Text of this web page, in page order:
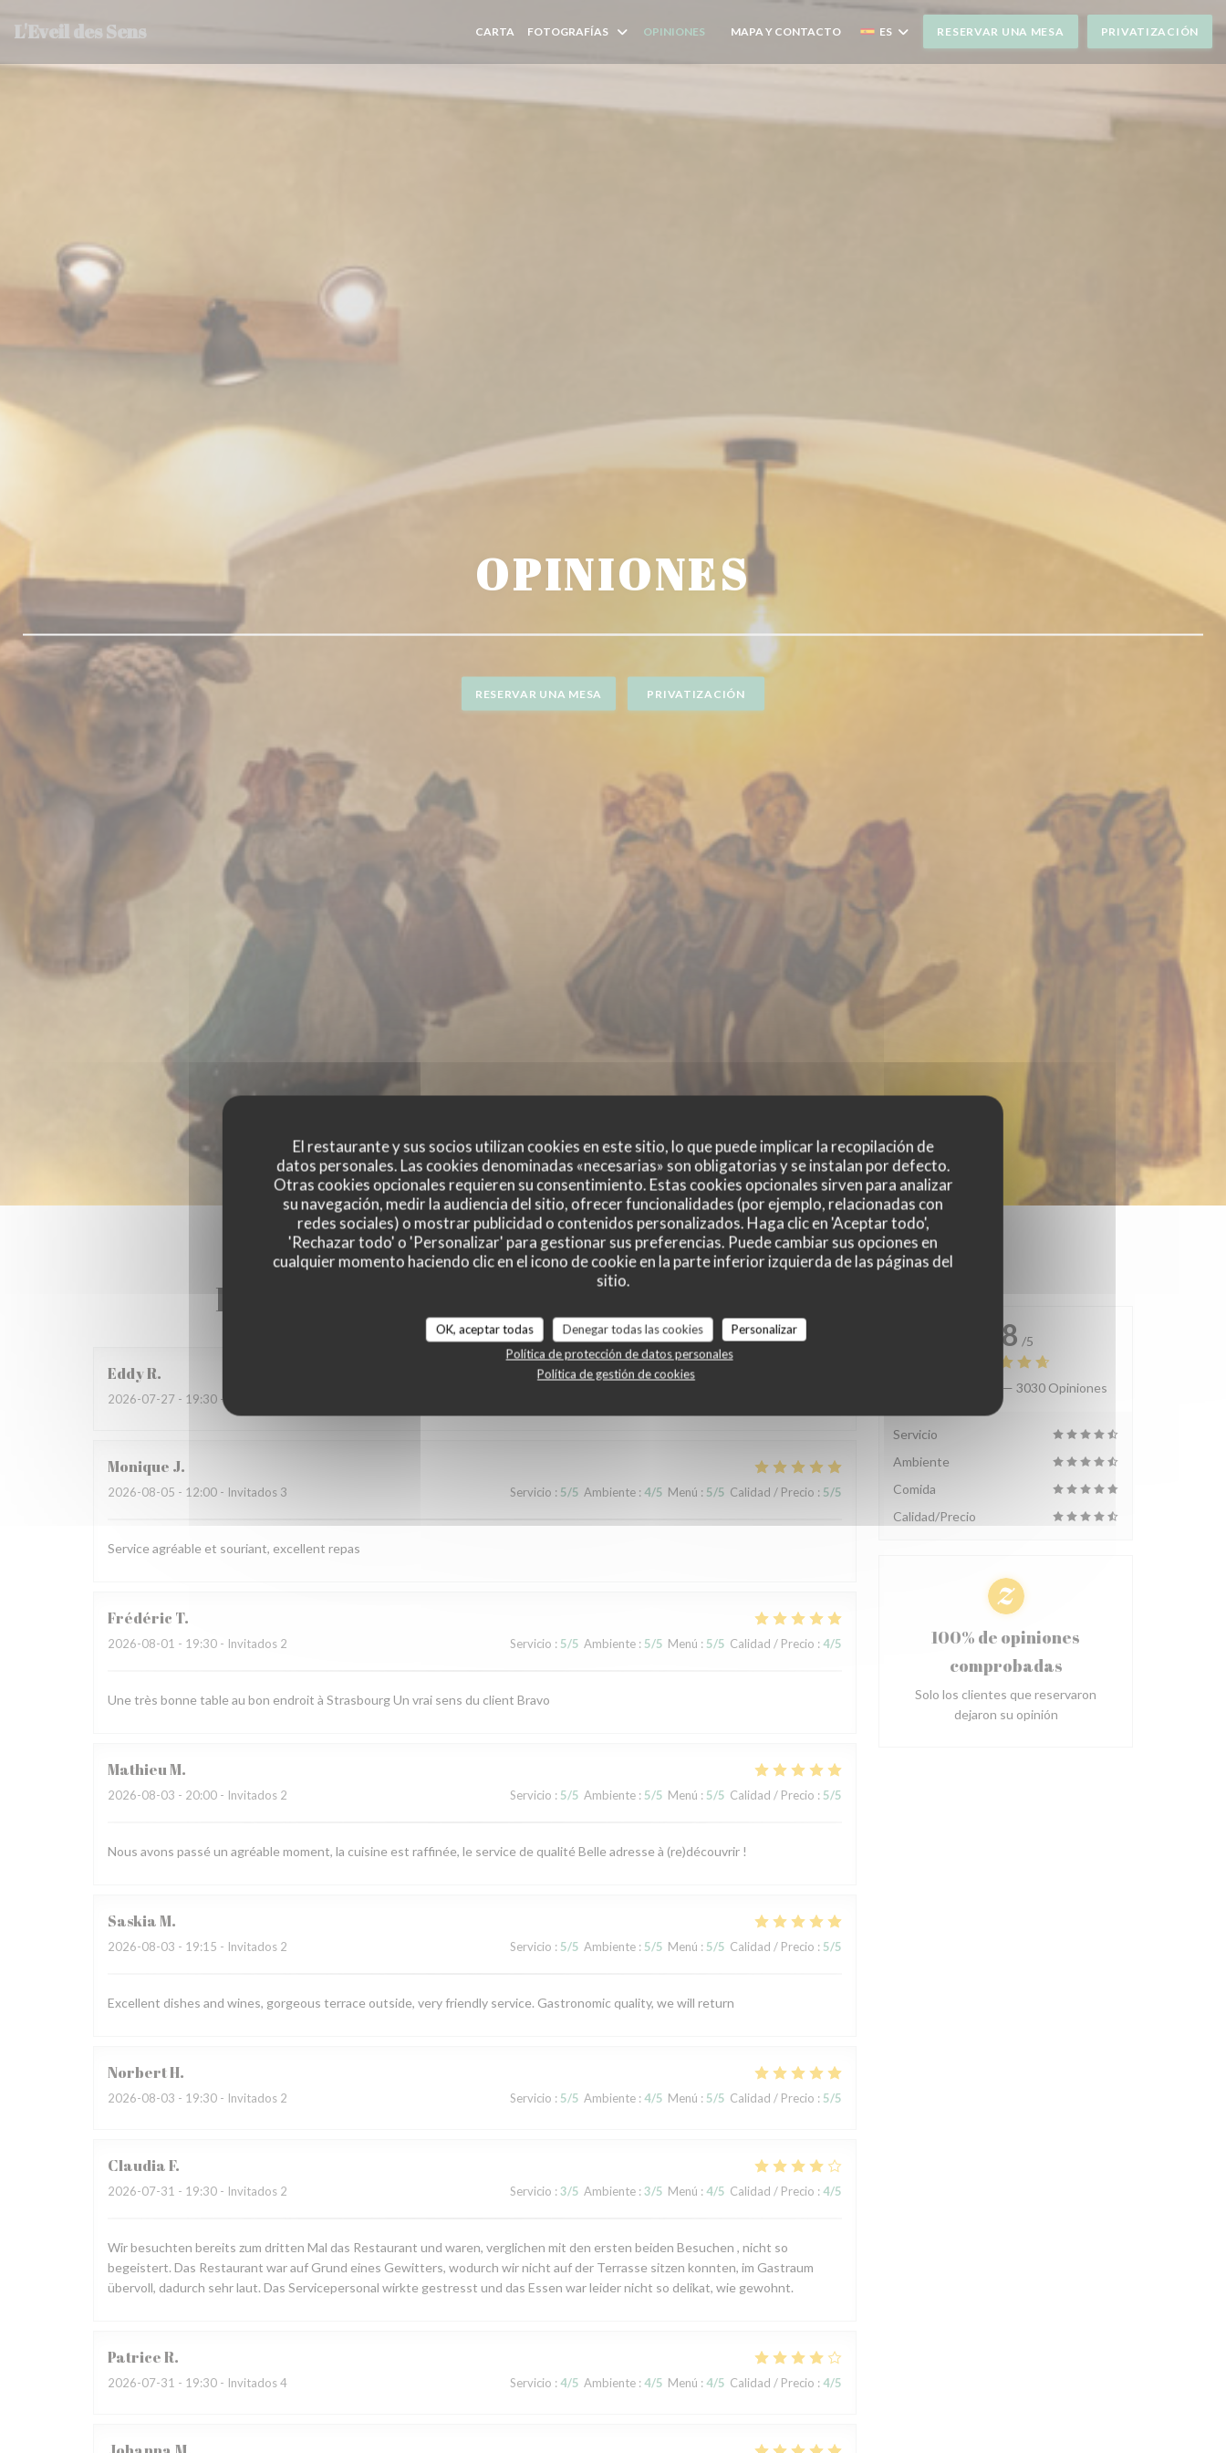
El restaurante y sus socios utilizan cookies en este sitio, lo que puede implicar la recopilación de
datos personales. Las cookies denominadas «necesarias» son obligatorias y se instalan por defecto.
Otras cookies opcionales requieren su consentimiento. Estas cookies opcionales sirven para analizar
su navegación, medir la audiencia del sitio, ofrecer funcionalidades (por ejemplo, relacionadas con
redes sociales) o mostrar publicidad o contenidos personalizados. Haga clic en 'Aceptar todo',
'Rechazar todo' o 'Personalizar' para gestionar sus preferencias. Puede cambiar sus opciones en
cualquier momento haciendo clic en el icono de cookie en la parte inferior izquierda de las páginas del
sitio.
OK, aceptar todas Denegar todas las cookies
Personalizar
Política de protección de datos personales
Política de gestión de cookies
L'Eveil des Sens CARTA FOTOGRAFÍAS OPINIONES ((ABRE EN UNA NUEVA VENTANA))
MAPA Y CONTACTO ES RESERVAR UNA MESA PRIVATIZACIÓN
OPINIONES
RESERVAR UNA MESA PRIVATIZACIÓN
Las opiniones de nuestros clientes
EddyR
2026-07-27 - 19:30 - Invitados 2
Monique J
2026-08-05 - 12:00 - Invitados 3 Servicio : 5/5 Ambiente : 4/5 Menú : 5/5 Calidad / Precio : 5/5
Service agréable et souriant, excellent repas
Frédéric T
2026-08-01 - 19:30 - Invitados 2 Servicio : 5/5 Ambiente : 5/5 Menú : 5/5 Calidad / Precio : 4/5
Une très bonne table au bon endroit à Strasbourg Un vrai sens du client Bravo
MathieuM
2026-08-03 - 20:00 - Invitados 2 Servicio : 5/5 Ambiente : 5/5 Menú : 5/5 Calidad / Precio : 5/5
Nous avons passé un agréable moment, la cuisine est raffinée, le service de qualité Belle adresse à (re)découvrir !
SaskiaM
2026-08-03 - 19:15 - Invitados 2 Servicio : 5/5 Ambiente : 5/5 Menú : 5/5 Calidad / Precio : 5/5
Excellent dishes and wines, gorgeous terrace outside, very friendly service. Gastronomic quality, we will return
NorbertH
2026-08-03 - 19:30 - Invitados 2 Servicio : 5/5 Ambiente : 4/5 Menú : 5/5 Calidad / Precio : 5/5
ClaudiaF
2026-07-31 - 19:30 - Invitados 2 Servicio : 3/5 Ambiente : 3/5 Menú : 4/5 Calidad / Precio : 4/5
Wir besuchten bereits zum dritten Mal das Restaurant und waren, verglichen mit den ersten beiden Besuchen , nicht so
begeistert. Das Restaurant war auf Grund eines Gewitters, wodurch wir nicht auf der Terrasse sitzen konnten, im Gastraum
übervoll, dadurch sehr laut. Das Servicepersonal wirkte gestresst und das Essen war leider nicht so delikat, wie gewohnt.
PatriceR
2026-07-31 - 19:30 - Invitados 4 Servicio : 4/5 Ambiente : 4/5 Menú : 4/5 Calidad / Precio : 4/5
4.8 /5
Valoración media — 3030 Opiniones
Servicio
Ambiente
Comida
Calidad/Precio
100% de opiniones
comprobadas
Solo los clientes que reservaron
dejaron su opinión